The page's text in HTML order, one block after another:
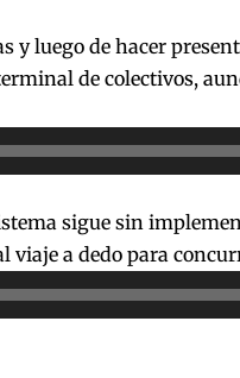
y luego de hacer
de colectivos,
sigue sin
viaje a dedo para